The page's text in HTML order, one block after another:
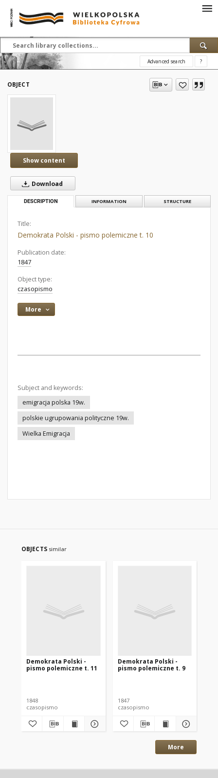
Advanced search ?
OBJECT
Show content
Download
DESCRIPTION INFORMATION STRUCTURE
Title:
Demokrata Polski - pismo polemiczne t. 10
Publication date:
1847
Object type:
czasopismo
More
Subject and keywords:
emigracja polska 19w.
polskie ugrupowania polityczne 19w.
Wielka Emigracja
OBJECTS similar
Demokrata Polski -
pismo polemiczne t. 11
1848
czasopismo
Demokrata Polski -
pismo polemiczne t. 9
1847
czasopismo
More